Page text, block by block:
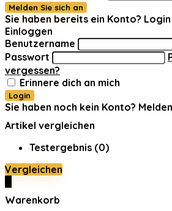
Melden Sie sich an
Sie haben bereits ein Konto? Login
Einloggen
Benutzername
Passwort
vergessen?
Erinnere dich an mich
Login
Sie haben noch kein Konto?
Artikel vergleichen
Testergebnis (0)
Vergleichen
Warenkorb